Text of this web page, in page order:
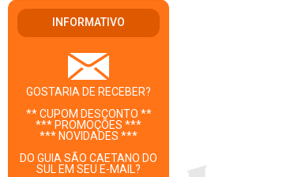
INFORMATIVO
GOSTARIA DE RECEBER?
** CUPOM DESCONTO **
*** PROMOÇÕES ***
*** NOVIDADES ***
DO GUIA SÃO CAETANO DO
SUL EM SEU E-MAIL?